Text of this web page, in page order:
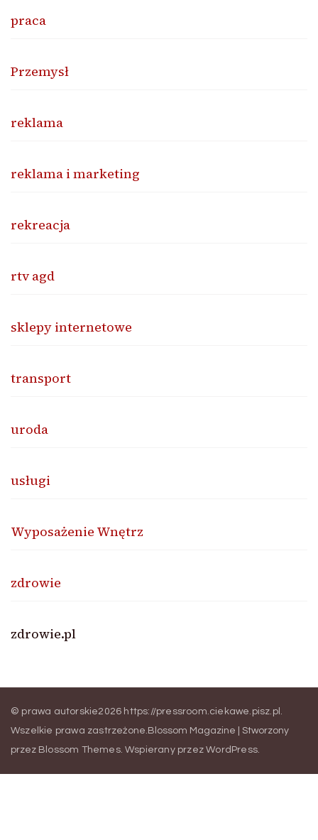
praca
Przemysł
reklama
reklama i marketing
rekreacja
rtv agd
sklepy internetowe
transport
uroda
usługi
Wyposażenie Wnętrz
zdrowie
zdrowie.pl
© prawa autorskie2026 https://pressroom.ciekawe.pisz.pl .
Wszelkie prawa zastrzeżone. Blossom Magazine | Stworzony
przez Blossom Themes. Wspierany przezWordPress.